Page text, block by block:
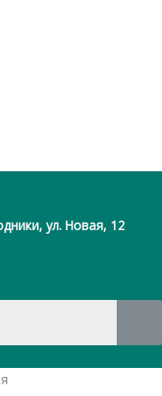
ул. Новая, 12